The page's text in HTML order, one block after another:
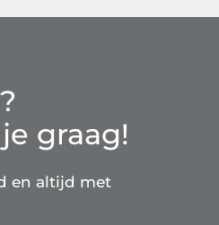
graag!
en altijd met